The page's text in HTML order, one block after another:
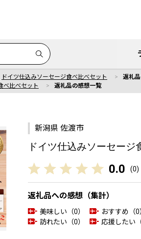
ドイツ仕込みソーセージ食べ比べセット
返礼
べ比べセット 返礼品の感想一覧
新潟県 佐渡市
ドイツ仕込みソーセージ
0.0 (0)
返礼品への感想（集計）
美味しい（0） おすすめ（0
訪れたい（0）
応援したい（